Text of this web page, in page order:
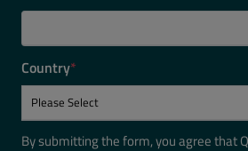
Country*
By submitting the form, you agree that